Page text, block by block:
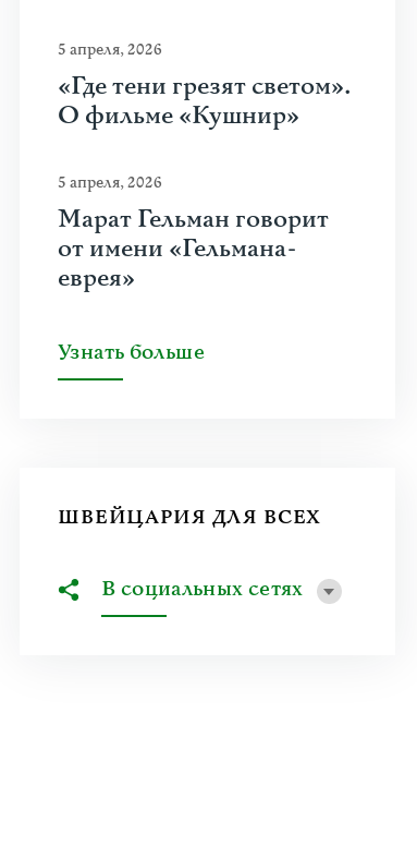
5 апреля, 2026
«Где тени грезят светом».
О фильме «Кушнир»
5 апреля, 2026
Марат Гельман говорит
от имени «Гельмана-
еврея»
Узнать больше
ШВЕЙЦАРИЯ ДЛЯ ВСЕХ
В социальных сетях